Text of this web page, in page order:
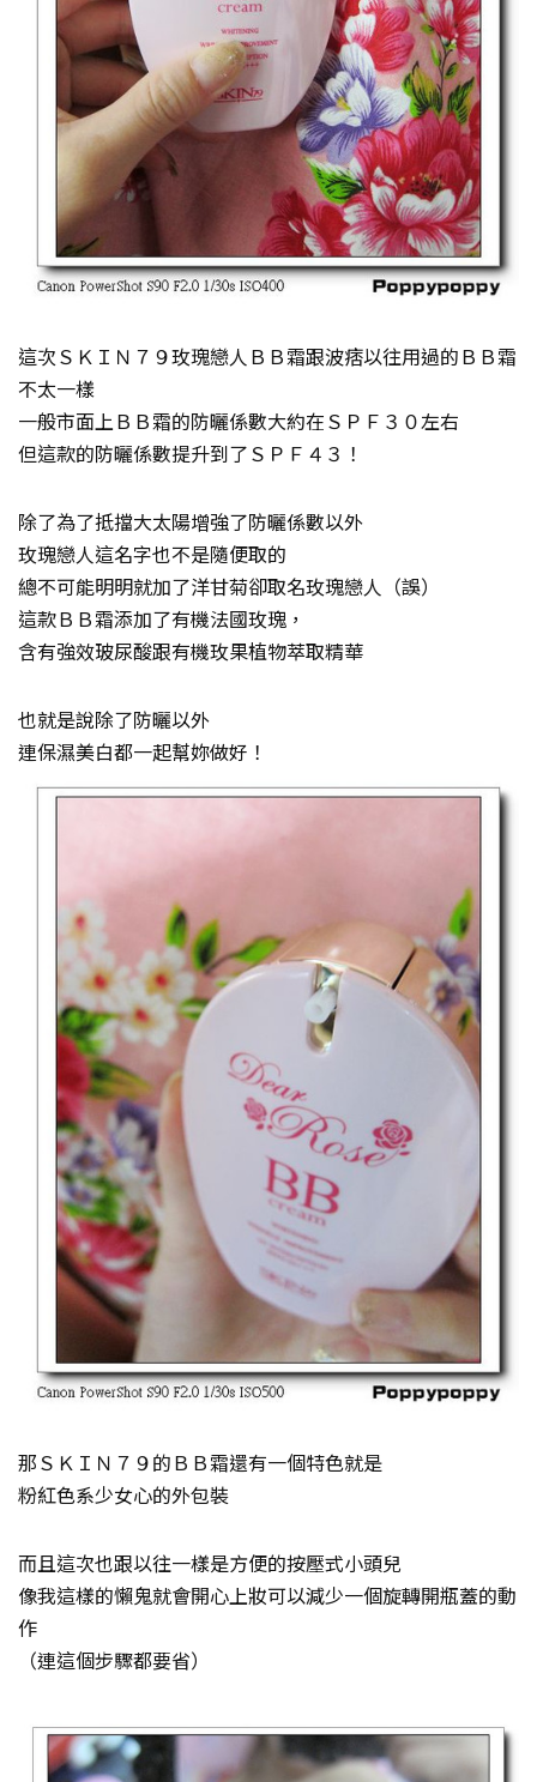
這次ＳＫＩＮ７９玫瑰戀人ＢＢ霜跟波痞以往用過的ＢＢ霜
不太一樣
一般市面上ＢＢ霜的防曬係數大約在ＳＰＦ３０左右
但這款的防曬係數提升到了ＳＰＦ４３！
除了為了抵擋大太陽增強了防曬係數以外
玫瑰戀人這名字也不是隨便取的
總不可能明明就加了洋甘菊卻取名玫瑰戀人（誤）
這款ＢＢ霜添加了有機法國玫瑰，
含有強效玻尿酸跟有機玫果植物萃取精華
也就是說除了防曬以外
連保濕美白都一起幫妳做好！
那ＳＫＩＮ７９的ＢＢ霜還有一個特色就是
粉紅色系少女心的外包裝
而且這次也跟以往一樣是方便的按壓式小頭兒
像我這樣的懶鬼就會開心上妝可以減少一個旋轉開瓶蓋的動
作
（連這個步驟都要省）